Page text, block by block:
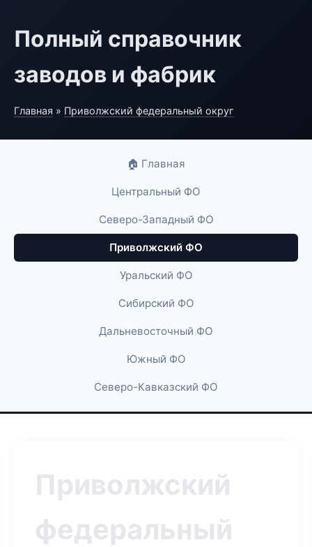
Полный справочник
заводов и фабрик
Главная » Приволжский федеральный округ
🏠 Главная
Центральный ФО
Северо-Западный ФО
Приволжский ФО
Уральский ФО
Сибирский ФО
Дальневосточный ФО
Южный ФО
Северо-Кавказский ФО
Приволжский
федеральный